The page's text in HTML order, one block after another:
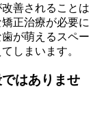
善されることは
正治療が必要に
が萌えるスペー
しまいます。
はありませ